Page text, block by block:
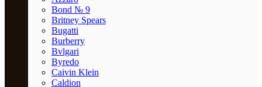
Bond № 9
Britney Spears
Bugatti
Burberry
Bvlgari
Byredo
Caivin Klein
Caldion